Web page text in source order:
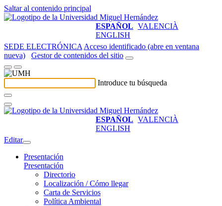
Saltar al contenido principal
ESPAÑOL VALENCIÀ
ENGLISH
SEDE ELECTRÓNICA Acceso identificado (abre en ventana
nueva)
Gestor de contenidos del sitio
Introduce tu búsqueda
ESPAÑOL VALENCIÀ
ENGLISH
Editar
Presentación
Presentación
Directorio
Localización / Cómo llegar
Carta de Servicios
Política Ambiental